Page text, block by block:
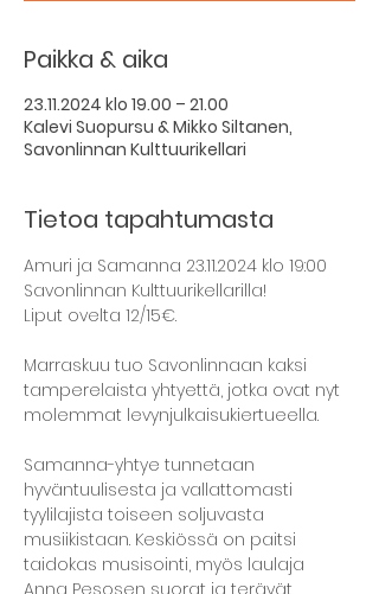
Paikka & aika
23.11.2024 klo 19.00 – 21.00
Kalevi Suopursu & Mikko Siltanen,
Savonlinnan Kulttuurikellari
Tietoa tapahtumasta
Amuri ja Samanna 23.11.2024 klo 19:00
Savonlinnan Kulttuurikellarilla!
Liput ovelta 12/15€.
Marraskuu tuo Savonlinnaan kaksi
tamperelaista yhtyettä, jotka ovat nyt
molemmat levynjulkaisukiertueella.
Samanna-yhtye tunnetaan
hyväntuulisesta ja vallattomasti
tyylilajista toiseen soljuvasta
musiikistaan. Keskiössä on paitsi
taidokas musisointi, myös laulaja
Anna Pesosen suorat ja terävät